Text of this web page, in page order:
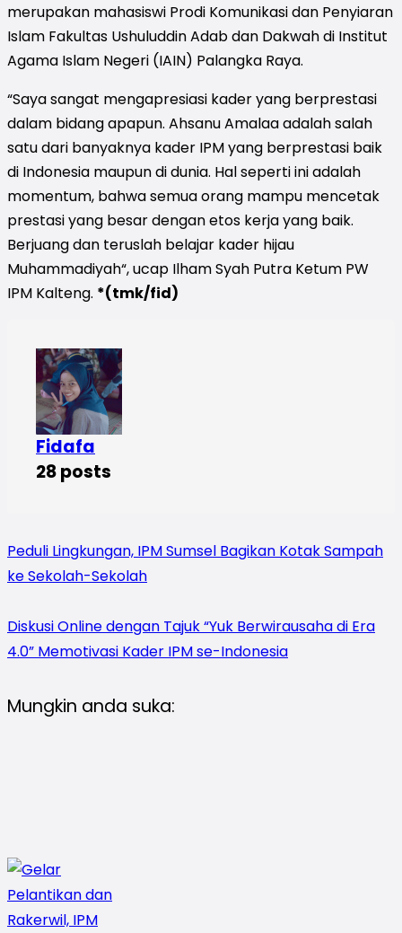
merupakan mahasiswi Prodi Komunikasi dan Penyiaran
Islam Fakultas Ushuluddin Adab dan Dakwah di Institut
Agama Islam Negeri (IAIN) Palangka Raya.
“Saya sangat mengapresiasi kader yang berprestasi
dalam bidang apapun. Ahsanu Amalaa adalah salah
satu dari banyaknya kader IPM yang berprestasi baik
di Indonesia maupun di dunia. Hal seperti ini adalah
momentum, bahwa semua orang mampu mencetak
prestasi yang besar dengan etos kerja yang baik.
Berjuang dan teruslah belajar kader hijau
Muhammadiyah“, ucap Ilham Syah Putra Ketum PW
IPM Kalteng. *(tmk/fid)
Fidafa
28 posts
Peduli Lingkungan, IPM Sumsel Bagikan Kotak Sampah
ke Sekolah-Sekolah
Diskusi Online dengan Tajuk “Yuk Berwirausaha di Era
4.0” Memotivasi Kader IPM se-Indonesia
Mungkin anda suka: